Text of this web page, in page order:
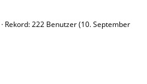
Rekord: 222 Benutzer (10. September